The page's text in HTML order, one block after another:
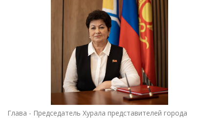
Глава - Председатель Хурала представителей города